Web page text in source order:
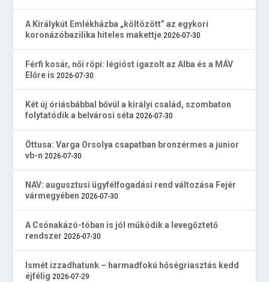
A Királykút Emlékházba „költözött” az egykori
koronázóbazilika hiteles makettje 2026-07-30
Férfi kosár, női röpi: légióst igazolt az Alba és a MÁV
Előre is 2026-07-30
Két új óriásbábbal bővül a királyi család, szombaton
folytatódik a belvárosi séta 2026-07-30
Öttusa: Varga Orsolya csapatban bronzérmes a junior
vb-n 2026-07-30
NAV: augusztusi ügyfélfogadási rend változása Fejér
vármegyében 2026-07-30
A Csónakázó-tóban is jól működik a levegőztető
rendszer 2026-07-30
Ismét izzadhatunk – harmadfokú hőségriasztás kedd
éjfélig 2026-07-29